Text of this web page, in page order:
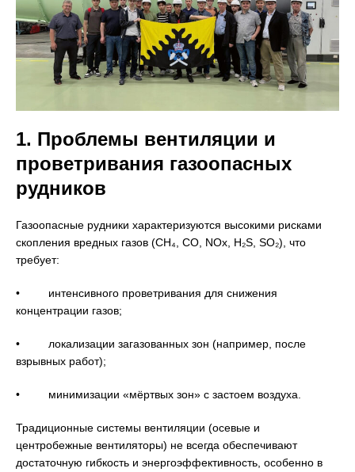
1. Проблемы вентиляции и
проветривания газоопасных
рудников
Газоопасные рудники характеризуются высокими рисками
скопления вредных газов (CH₄, CO, NOx, H₂S, SO₂), что
требует:
• интенсивного проветривания для снижения
концентрации газов;
• локализации загазованных зон (например, после
взрывных работ);
• минимизации «мёртвых зон» с застоем воздуха.
Традиционные системы вентиляции (осевые и
центробежные вентиляторы) не всегда обеспечивают
достаточную гибкость и энергоэффективность, особенно в